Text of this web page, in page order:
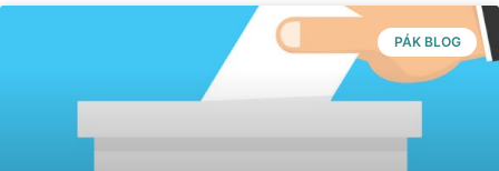
PÁK BLOG